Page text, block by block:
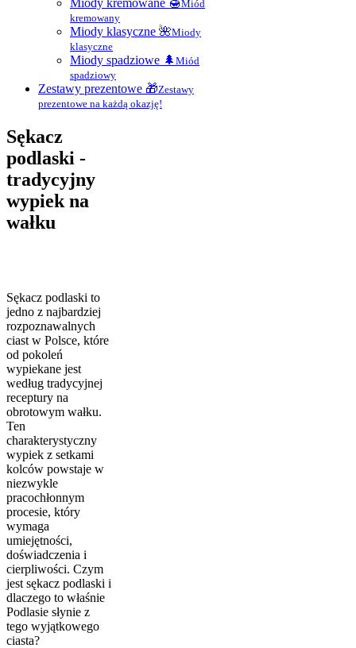
Miody kremowane 🍯Miód
kremowany
Miody klasyczne 🌺Miody
klasyczne
Miody spadziowe 🌲 Miód
spadziowy
Zestawy prezentowe 🎁Zestawy
prezentowe na każdą okazję!
Sękacz
podlaski -
tradycyjny
wypiek na
wałku
Sękacz podlaski to
jedno z najbardziej
rozpoznawalnych
ciast w Polsce, które
od pokoleń
wypiekane jest
według tradycyjnej
receptury na
obrotowym wałku.
Ten
charakterystyczny
wypiek z setkami
kolców powstaje w
niezwykle
pracochłonnym
procesie, który
wymaga
umiejętności,
doświadczenia i
cierpliwości. Czym
jest sękacz podlaski i
dlaczego to właśnie
Podlasie słynie z
tego wyjątkowego
ciasta?